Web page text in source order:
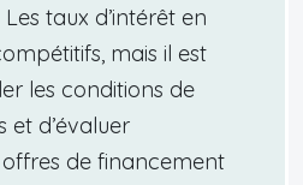
taux d’intérêt en
mais il est
les conditions de
et d’évaluer
de financement